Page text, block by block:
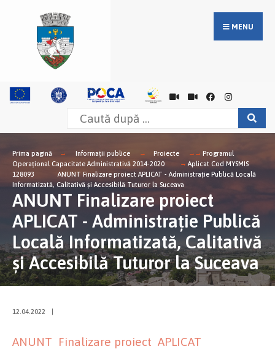
MENU
Prima pagină Informații publice Proiecte
Programul
Operațional Capacitate Administrativă 2014-2020
Aplicat Cod MYSMIS
128093
ANUNT Finalizare proiect APLICAT - Administrație Publică Locală
Informatizată, Calitativă și Accesibilă Tuturor la Suceava
ANUNT Finalizare proiect
APLICAT - Administrație Publică
Locală Informatizată, Calitativă
și Accesibilă Tuturor la Suceava
12.04.2022
ANUNT Finalizare proiect APLICAT